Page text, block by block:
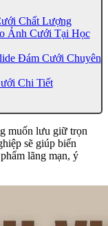
Chất Lượng
Ảnh Cưới Tại Học
Đám Cưới Chuyên
Chi Tiết
muốn lưu giữ trọn
sẽ giúp biến
lãng mạn, ý